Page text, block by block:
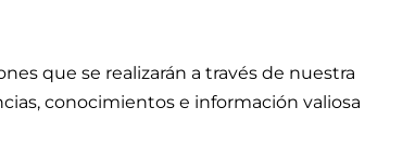
que se realizarán a través de nuestra
conocimientos e información valiosa